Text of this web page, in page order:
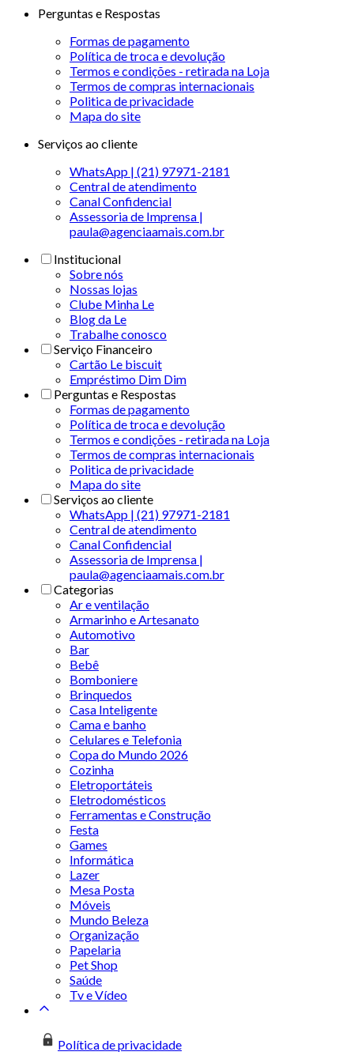
Perguntas e Respostas
Formas de pagamento
Política de troca e devolução
Termos e condições - retirada na Loja
Termos de compras internacionais
Politica de privacidade
Mapa do site
Serviços ao cliente
WhatsApp | (21) 97971-2181
Central de atendimento
Canal Confidencial
Assessoria de Imprensa |
paula@agenciaamais.com.br
Institucional
Sobre nós
Nossas lojas
Clube Minha Le
Blog da Le
Trabalhe conosco
Serviço Financeiro
Cartão Le biscuit
Empréstimo Dim Dim
Perguntas e Respostas
Formas de pagamento
Política de troca e devolução
Termos e condições - retirada na Loja
Termos de compras internacionais
Politica de privacidade
Mapa do site
Serviços ao cliente
WhatsApp | (21) 97971-2181
Central de atendimento
Canal Confidencial
Assessoria de Imprensa |
paula@agenciaamais.com.br
Categorias
Ar e ventilação
Armarinho e Artesanato
Automotivo
Bar
Bebê
Bomboniere
Brinquedos
Casa Inteligente
Cama e banho
Celulares e Telefonia
Copa do Mundo 2026
Cozinha
Eletroportáteis
Eletrodomésticos
Ferramentas e Construção
Festa
Games
Informática
Lazer
Mesa Posta
Móveis
Mundo Beleza
Organização
Papelaria
Pet Shop
Saúde
Tv e Vídeo
Política de privacidade